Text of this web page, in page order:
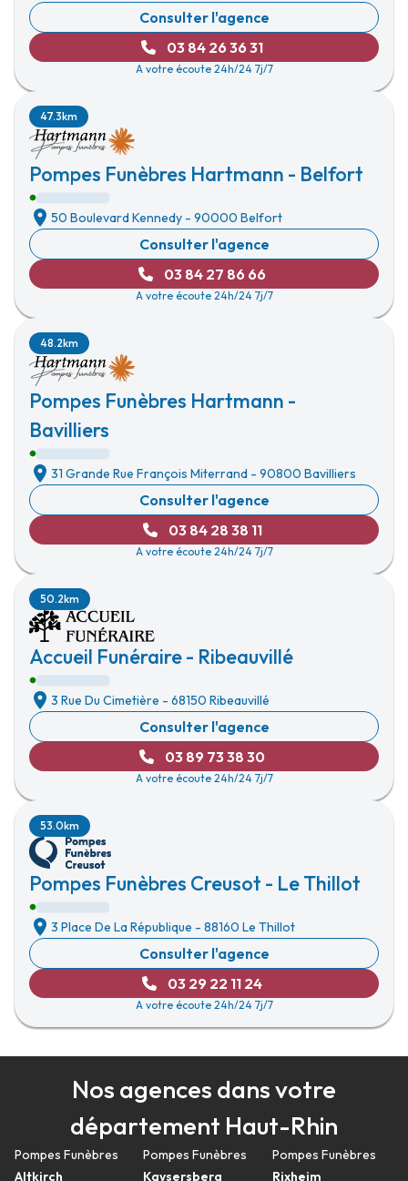
Consulter l'agence
03 84 26 36 31
A votre écoute 24h/24 7j/7
Pompes Funèbres Hartmann - Belfort
47.3km
50 Boulevard Kennedy - 90000 Belfort
Consulter l'agence
03 84 27 86 66
A votre écoute 24h/24 7j/7
Pompes Funèbres Hartmann -
Bavilliers
48.2km
31 Grande Rue François Miterrand - 90800 Bavilliers
Consulter l'agence
03 84 28 38 11
A votre écoute 24h/24 7j/7
Accueil Funéraire - Ribeauvillé
50.2km
3 Rue Du Cimetière - 68150 Ribeauvillé
Consulter l'agence
03 89 73 38 30
A votre écoute 24h/24 7j/7
Pompes Funèbres Creusot - Le Thillot
53.0km
3 Place De La République - 88160 Le Thillot
Consulter l'agence
03 29 22 11 24
A votre écoute 24h/24 7j/7
Nos agences dans votre
département Haut-Rhin
Pompes Funèbres
Altkirch
Pompes Funèbres
Kaysersberg
Pompes Funèbres
Rixheim